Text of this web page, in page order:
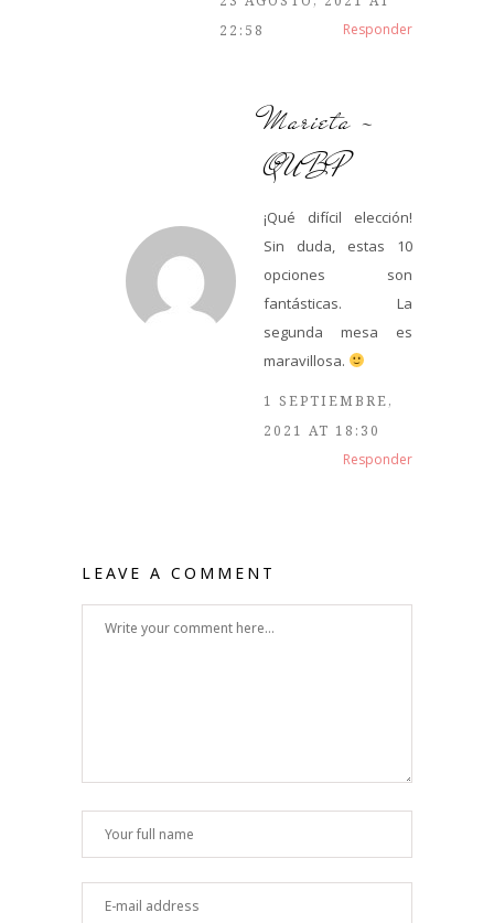
22:58
Responder
Marieta -
QUBP
¡Qué difícil elección!
Sin duda, estas 10
opciones son
fantásticas. La
segunda mesa es
maravillosa.
1 SEPTIEMBRE,
2021 AT 18:30
Responder
LEAVE A COMMENT